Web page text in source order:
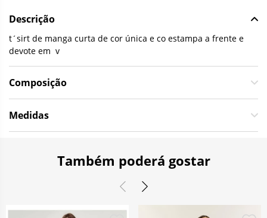
Descrição
t´sirt de manga curta de cor única e co estampa a frente e
devote em v
Composição
Medidas
Também poderá gostar